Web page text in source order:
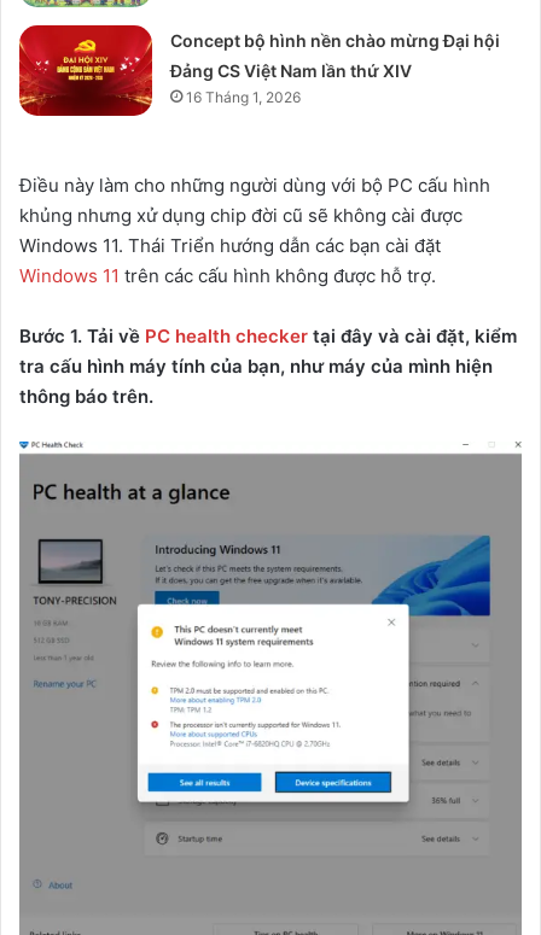
Concept bộ hình nền chào mừng Đại hội
Đảng CS Việt Nam lần thứ XIV
16 Tháng 1, 2026
Điều này làm cho những người dùng với bộ PC cấu hình
khủng nhưng xử dụng chip đời cũ sẽ không cài được
Windows 11. Thái Triển hướng dẫn các bạn cài đặt
Windows 11 trên các cấu hình không được hỗ trợ.
Bước 1. Tải về PC health checker tại đây và cài đặt, kiểm
tra cấu hình máy tính của bạn, như máy của mình hiện
thông báo trên.